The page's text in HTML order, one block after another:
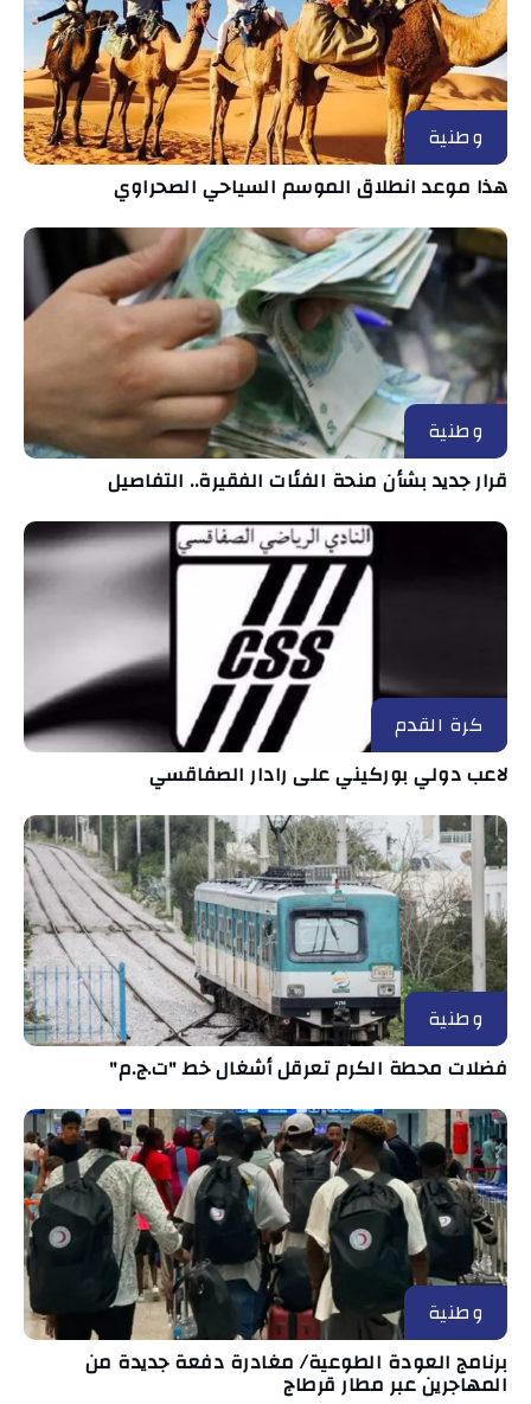
وطنية
هذا موعد انطلاق الموسم السياحي الصحراوي
وطنية
قرار جديد بشأن منحة الفئات الفقيرة.. التفاصيل
كرة القدم
لاعب دولي بوركيني على رادار الصفاقسي
وطنية
فضلات محطة الكرم تعرقل أشغال خط "ت.ج.م"
وطنية
برنامج العودة الطوعية/ مغادرة دفعة جديدة من
المهاجرين عبر مطار قرطاج